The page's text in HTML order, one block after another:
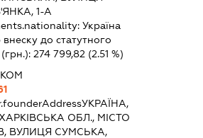
1-А
Україна
внеску до статутного
274 799,82 (2.51 %)
УКРАЇНА,
ХАРКІВСЬКА ОБЛ., МІСТО
ВУЛИЦЯ СУМСЬКА,